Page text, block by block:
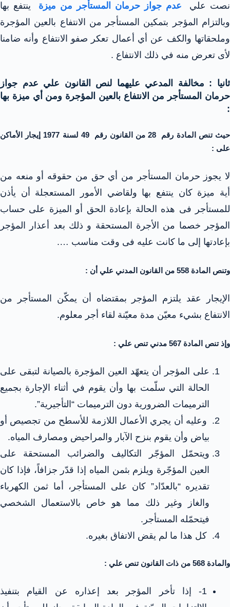
نصت علي عدم جواز حرمان المستأجر من ميزة
ينتفع بها
وبالتزام المؤجر بتمكين المستأجر من الانتفاع بالعين المؤجرة
وملحقاتها والكف عن أي أعمال تعكر صفو الانتفاع وأنه ضامنا
لأى تعرض منه في ذلك الانتفاع .
ثانيا : مخالفة المدعي عليهما لنص القانون علي عدم جواز
حرمان المستأجر من الانتفاع بالعين المؤجرة ومن أي ميزة بها
:
حيث تنص المادة رقم 28 من القانون رقم 49 لسنة 1977 إيجار الأماكن
على :
لا يجوز حرمان المستأجر من أي حق من حقوقه أو منعه من
أية ميزة كان ينتفع بها ولقاضي الأمور المستعجلة أن يأذن
للمستأجر فى هذه الحالة بإعادة الحق أو الميزة على حساب
المؤجر خصما من الأجرة المستحقة و ذلك بعد أعذار المؤجر
بإعادتها إلى ما كانت عليه فى وقت مناسب ….
وتنص المادة 558 من القانون المدني علي أن :
الإيجار عقد يلتزم المؤجر بمقتضاه أن يمكّن المستأجر من
الانتفاع بشيء معيّن مدة معيّنة لقاء أجر معلوم.
وإذ تنص المادة 567 مدني تنص علي :
على المؤجر أن يتعهّد العين المؤجرة بالصيانة لتبقى على
الحالة التي سلّمت بها وأن يقوم في أثناء الإجارة بجميع
الترميمات الضرورية دون الترميمات “التأجيرية”.
وعليه أن يجري الأعمال اللازمة للأسطح من تجصيص أو
بياض وأن يقوم بنزح الآبار والمراحيض ومصارف المياه.
ويتحمّل المؤجّر التكاليف والضرائب المستحقة على
العين المؤجّرة ويلزم بثمن المياه إذا قدّر جزافاً، فإذا كان
تقديره “بالعدّاد” كان على المستأجر، أما ثمن الكهرباء
والغاز وغير ذلك مما هو خاص بالاستعمال الشخصي
فيتحمّله المستأجر.
كل هذا ما لم يقض الاتفاق بغيره.
والمادة 568 من ذات القانون تنص علي :
1- إذا تأخر المؤجر بعد إعذاره عن القيام بتنفيذ